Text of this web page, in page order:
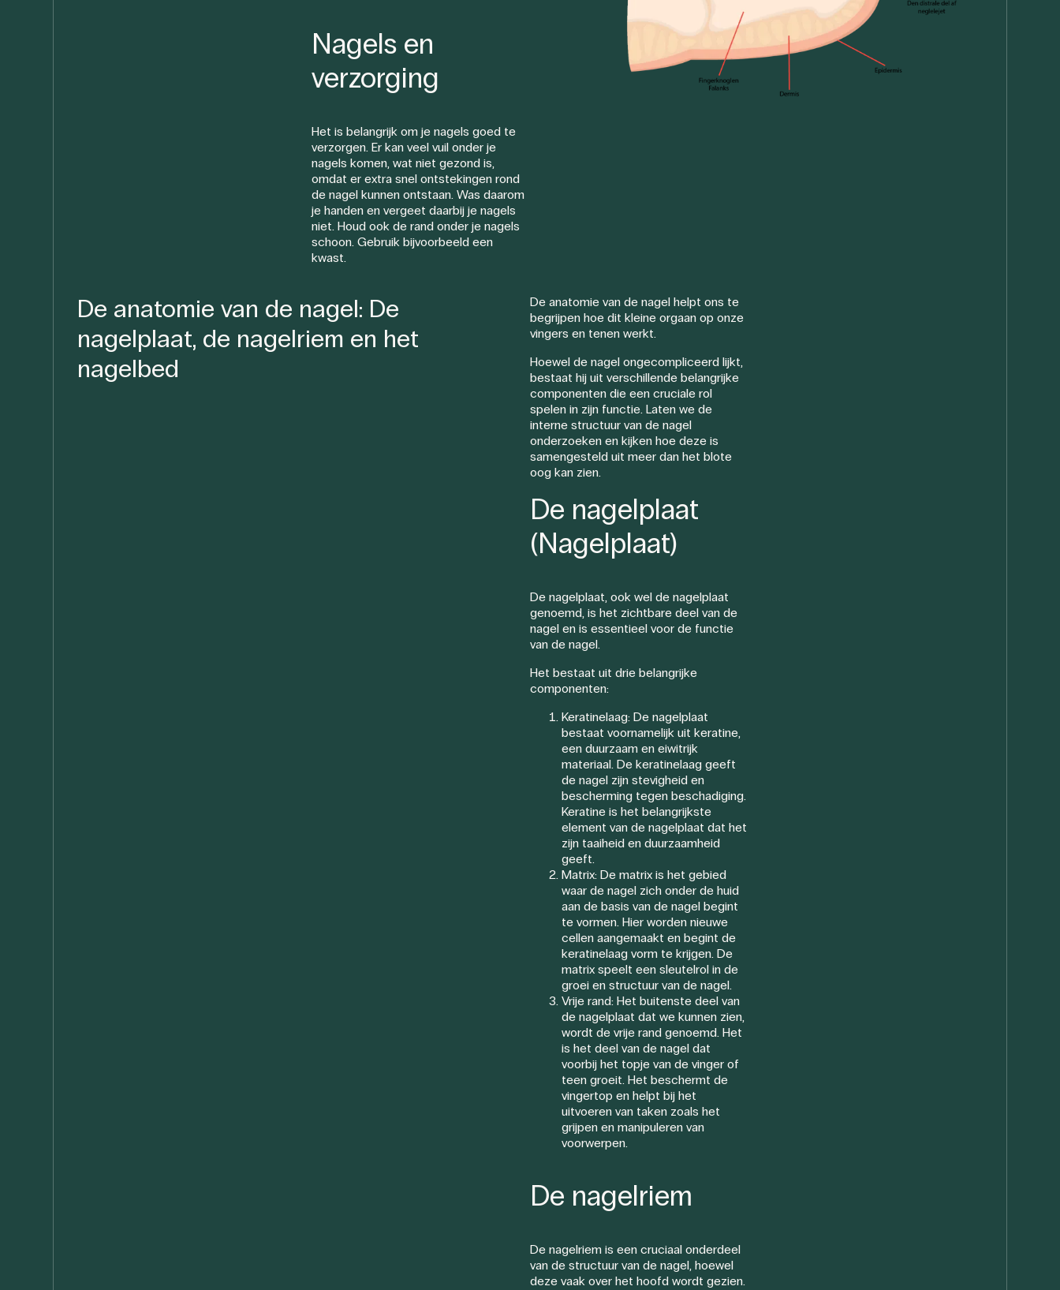
Nagels en
verzorging
Het is belangrijk om je nagels goed te
verzorgen. Er kan veel vuil onder je
nagels komen, wat niet gezond is,
omdat er extra snel ontstekingen rond
de nagel kunnen ontstaan. Was daarom
je handen en vergeet daarbij je nagels
niet. Houd ook de rand onder je nagels
schoon. Gebruik bijvoorbeeld een
kwast.
De anatomie van de nagel: De
nagelplaat, de nagelriem en het
nagelbed
De anatomie van de nagel helpt ons te
begrijpen hoe dit kleine orgaan op onze
vingers en tenen werkt.
Hoewel de nagel ongecompliceerd lijkt,
bestaat hij uit verschillende belangrijke
componenten die een cruciale rol
spelen in zijn functie. Laten we de
interne structuur van de nagel
onderzoeken en kijken hoe deze is
samengesteld uit meer dan het blote
oog kan zien.
De nagelplaat
(Nagelplaat)
De nagelplaat, ook wel de nagelplaat
genoemd, is het zichtbare deel van de
nagel en is essentieel voor de functie
van de nagel.
Het bestaat uit drie belangrijke
componenten:
Keratinelaag: De nagelplaat
bestaat voornamelijk uit keratine,
een duurzaam en eiwitrijk
materiaal. De keratinelaag geeft
de nagel zijn stevigheid en
bescherming tegen beschadiging.
Keratine is het belangrijkste
element van de nagelplaat dat het
zijn taaiheid en duurzaamheid
geeft.
Matrix: De matrix is het gebied
waar de nagel zich onder de huid
aan de basis van de nagel begint
te vormen. Hier worden nieuwe
cellen aangemaakt en begint de
keratinelaag vorm te krijgen. De
matrix speelt een sleutelrol in de
groei en structuur van de nagel.
Vrije rand: Het buitenste deel van
de nagelplaat dat we kunnen zien,
wordt de vrije rand genoemd. Het
is het deel van de nagel dat
voorbij het topje van de vinger of
teen groeit. Het beschermt de
vingertop en helpt bij het
uitvoeren van taken zoals het
grijpen en manipuleren van
voorwerpen.
De nagelriem
De nagelriem is een cruciaal onderdeel
van de structuur van de nagel, hoewel
deze vaak over het hoofd wordt gezien.